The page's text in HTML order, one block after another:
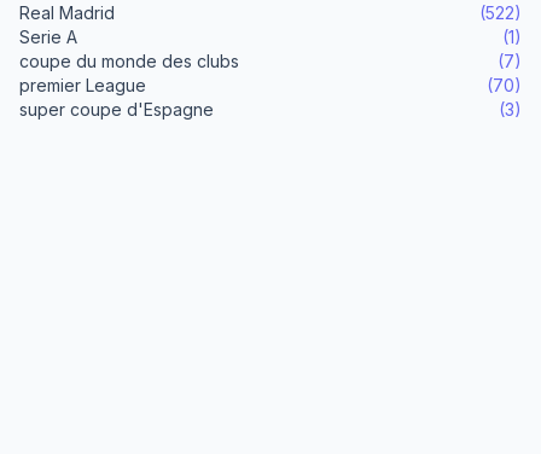
Real Madrid
(522)
Serie A
(1)
coupe du monde des clubs
(7)
premier League
(70)
super coupe d'Espagne
(3)